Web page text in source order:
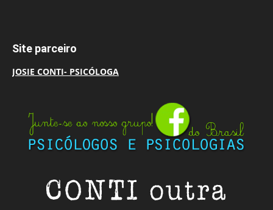
Site parceiro
JOSIE CONTI- PSICÓLOGA